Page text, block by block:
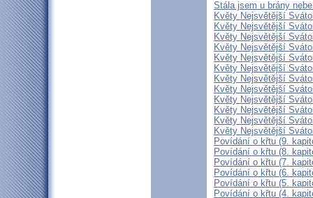
Stála jsem u brány
Květy Nejsvětější
Květy Nejsvětější
Květy Nejsvětější
Květy Nejsvětější
Květy Nejsvětější
Květy Nejsvětější
Květy Nejsvětější
Květy Nejsvětější
Květy Nejsvětější
Květy Nejsvětější
Květy Nejsvětější
Květy Nejsvětější
Povídání o křtu (9.
Povídání o křtu (8.
Povídání o křtu (7.
Povídání o křtu (6.
Povídání o křtu (5.
Povídání o křtu (4.